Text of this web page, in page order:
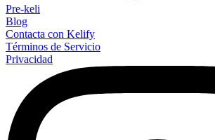
Pre-keli
Blog
Contacta con Kelify
Términos de Servicio
Privacidad